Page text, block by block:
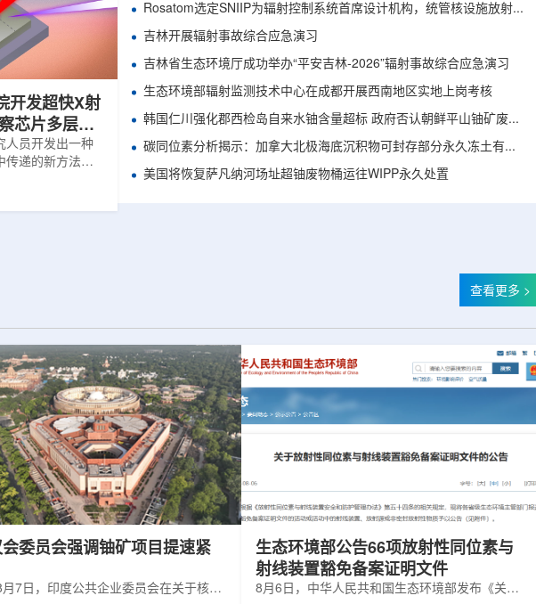
桑福德地下研究
个探测器都将采
，用于记录中微
开发超快X射
芯片多层结
人员开发出一种
传递的新方法，
片等电子器件
Rosatom选定SNIIP为辐射控制系统首席设计机构，统管核设施放射仪表标准化与进口替代保障
吉林开展辐射事故综合应急演习
吉林省生态环境厅成功举办“平安吉林-2026”辐射事故综合应急演习
生态环境部辐射监测技术中心在成都开展西南地区实地上岗考核
韩国仁川强化郡西检岛自来水铀含量超标 政府否认朝鲜平山铀矿废水影响
碳同位素分析揭示：加拿大北极海底沉积物可封存部分永久冻土有机碳
美国将恢复萨凡纳河场址超铀废物桶运往WIPP永久处置
查看更多 >
委员会强调铀矿项目提速紧
7日，印度公共企业委员会在关于核电
生态环境部公告66项放射性同位素与
射线装置豁免备案证明文件
8月6日，中华人民共和国生态环境部发布《关于